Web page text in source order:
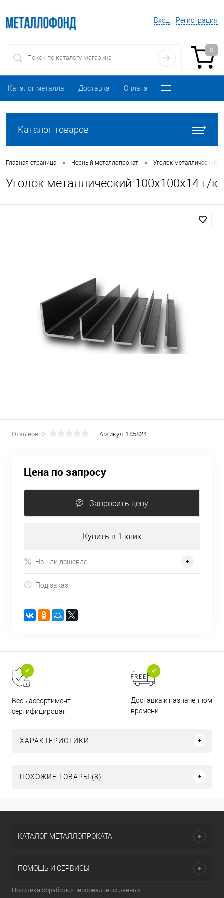
Вход Регистрация
0
Каталог металла Доставка Оплата
Каталог товаров
Главная страница • Черный металлопрокат • Уголок металлический
Уголок металлический 100х100х14 г/к
Отзывов: 0 Артикул: 185824
Цена по запросу
Запросить цену
Купить в 1 клик
Нашли дешевле
Под заказ
Весь ассортимент
сертифицирован
Доставка к назначенному
времени
ХАРАКТЕРИСТИКИ
ПОХОЖИЕ ТОВАРЫ (8)
КАТАЛОГ МЕТАЛЛОПРОКАТА
ПОМОЩЬ И СЕРВИСЫ
Политика обработки персональных данных